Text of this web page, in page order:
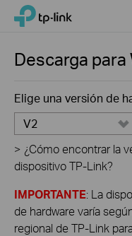
Click
navigation
TP-Link, Reliably Smart
Descarga para
Elige una versión de
V2
> ¿Cómo encontrar la
dispositivo TP-Link?
IMPORTANTE: La
de hardware varía
regional de TP-Link